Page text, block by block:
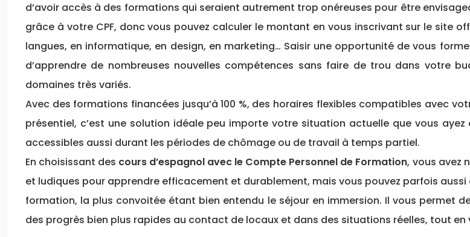
d’avoir accès à des formations qui seraient autrement trop onéreuses pour être
grâce à votre CPF, donc vous pouvez calculer le montant en vous inscrivant sur le site
langues, en informatique, en design, en marketing… Saisir une opportunité de vous
d’apprendre de nombreuses nouvelles compétences sans faire de trou dans votre
domaines très variés.
Avec des formations financées jusqu’à 100 %, des horaires flexibles compatibles avec
présentiel, c’est une solution idéale peu importe votre situation actuelle que vous
accessibles aussi durant les périodes de chômage ou de travail à temps partiel.
En choisissant des cours d’espagnol avec le Compte Personnel de Formation, vous avez
et ludiques pour apprendre efficacement et durablement, mais vous pouvez parfois
formation, la plus convoitée étant bien entendu le séjour en immersion. Il vous permet
des progrès bien plus rapides au contact de locaux et dans des situations réelles, tout